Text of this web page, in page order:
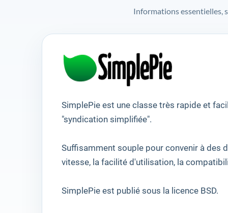
Informations essentielles,
SimplePie est une classe très rapide et
"syndication simplifiée".
Suffisamment souple pour convenir à des
vitesse, la facilité d'utilisation, la
SimplePie est publié sous la licence BSD.